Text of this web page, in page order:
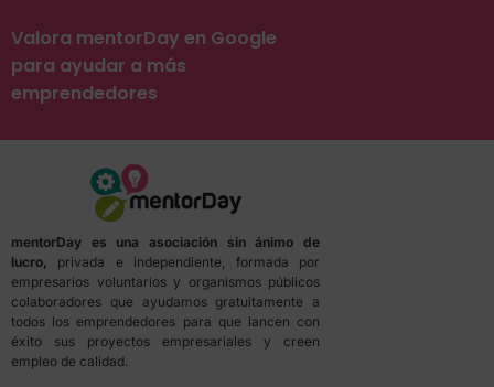
Valora mentorDay en Google
para ayudar a más
emprendedores
mentorDay es una asociación sin ánimo de
lucro, privada e independiente, formada por
empresarios voluntarios y organismos públicos
colaboradores que ayudamos gratuitamente a
todos los emprendedores para que lancen con
éxito sus proyectos empresariales y creen
empleo de calidad.